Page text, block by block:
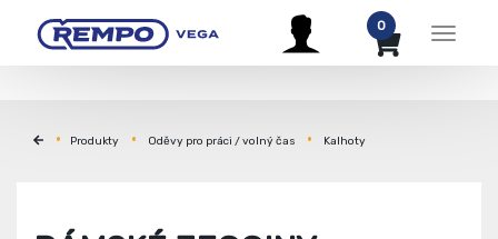
Menu
0
Produkty Oděvy pro práci / volný čas Kalhoty